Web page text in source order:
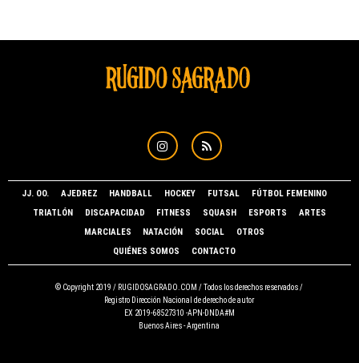
JJ. OO. AJEDREZ HANDBALL HOCKEY FUTSAL
FÚTBOL FEMENINO
TRIATLÓN
DISCAPACIDAD FITNESS SQUASH ESPORTS
ARTES
MARCIALES
NATACIÓN SOCIAL
OTROS
QUIÉNES SOMOS
CONTACTO
© Copyright 2019 / RUGIDOSAGRADO.COM / Todos los derechos reservados /
Registro Dirección Nacional de derecho de autor
EX 2019-68527310 -APN-DNDA#M
Buenos Aires - Argentina